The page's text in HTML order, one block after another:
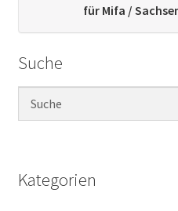
Kontakt
Sachs Ersatzteile
Über uns
für Mifa /
Suche
Kategorien